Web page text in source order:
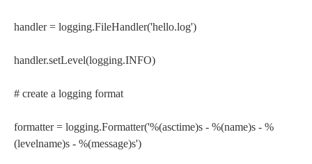
handler = logging.FileHandler('hello.log')
handler.setLevel(logging.INFO)
# create a logging format
formatter = logging.Formatter('%(asctime)s - %(name)s - %
(levelname)s - %(message)s')